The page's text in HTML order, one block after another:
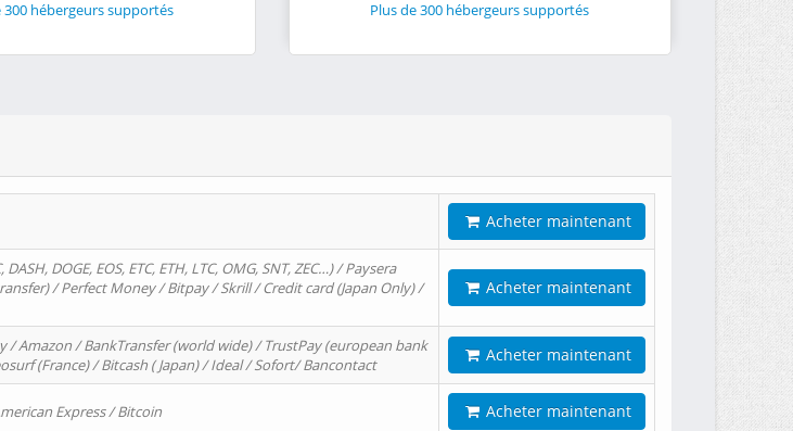
300 hébergeurs supportés
Plus de 300 hébergeurs supportés
Acheter maintenant
DOGE, EOS, ETC, ETH, LTC, OMG, SNT, ZEC…) / Paysera
/ Perfect Money / Bitpay / Skrill / Credit card (Japan Only) /
Acheter maintenant
Amazon / BankTransfer (world wide) / TrustPay (european bank
(France) / Bitcash ( Japan) / Ideal / Sofort/ Bancontact
Acheter maintenant
Express / Bitcoin Acheter maintenant